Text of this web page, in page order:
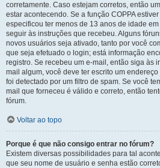
corretamente. Caso estejam corretos, então
estar acontecendo. Se a função COPPA
especificou ter menos de 13 anos de idade
seguir às instruções que recebeu. Alguns
novos usuários seja ativado, tanto por você
que seja efetuado o login; está informação
registro. Se recebeu um e-mail, então siga às
mail algum, você deve ter escrito um
foi detectado por um filtro de spam. Se você
mail que forneceu é válido e correto, então
fórum.
Voltar ao topo
Porque é que não consigo entrar no fórum?
Existem diversas possibilidades para tal
que seu nome de usuário e senha estão